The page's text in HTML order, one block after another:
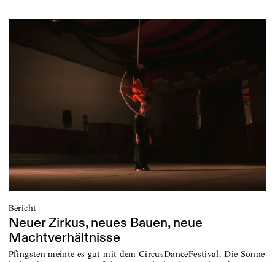
Bericht
Neuer Zirkus, neues Bauen, neue
Machtverhältnisse
Pfingsten meinte es gut mit dem CircusDanceFestival. Die Sonne